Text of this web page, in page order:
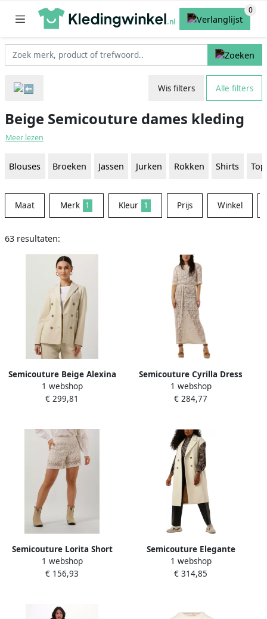
Wis filters Alle filters
Beige Semicouture dames kleding
Meer lezen
Blouses Broeken Jassen Jurken Rokken Shirts
Maat Merk 1 Kleur 1 Prijs Winkel
63 resultaten:
Semicouture Beige Alexina
Dames Blazer Beige Dames
1 webshop
€ 299,81
Semicouture Cyrilla Dress
Maxi Jurk Zand Beige
Dames
1 webshop
€ 284,77
Semicouture Lorita Short
Zandkleurige Damesbroek
Beige Dames
1 webshop
€ 156,93
Semicouture Elegante
Damesjas in Ecru Beige
Dames
1 webshop
€ 314,85